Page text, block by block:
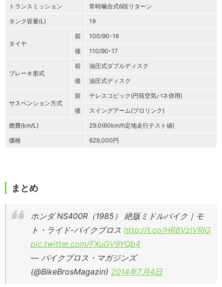
トランスミッション
常時噛合式6段リターン
タンク容量(L)
19
タイヤ
前
100/90-16
後
110/90-17
ブレーキ形式
前
油圧式ダブルディスク
後
油圧式ディスク
サスペンション方式
前
テレスコピック(円筒空気バネ併用)
後
スイングアーム(プロリンク)
燃費(km/L)
29.0(60km/h定地走行テスト値)
価格
629,000円
まとめ
ホンダ NS400R（1985） 絶版ミドルバイク｜モ
ト・ライド-バイクブロス http://t.co/HR8VzIVRIG
pic.twitter.com/FXuGV9YQb4
— バイクブロス・マガジンズ
(@BikeBrosMagazin) 2014年7月4日